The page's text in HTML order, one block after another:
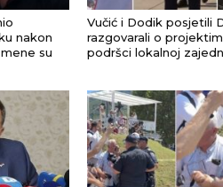
nakon
su
Vučić i Dodik posjetili
razgovarali o
podršci lokalnoj